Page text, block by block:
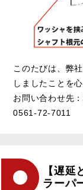
このたびは、弊
しましたことを
お問い合わせ先
0561-72-7011
【遅
ラーパ